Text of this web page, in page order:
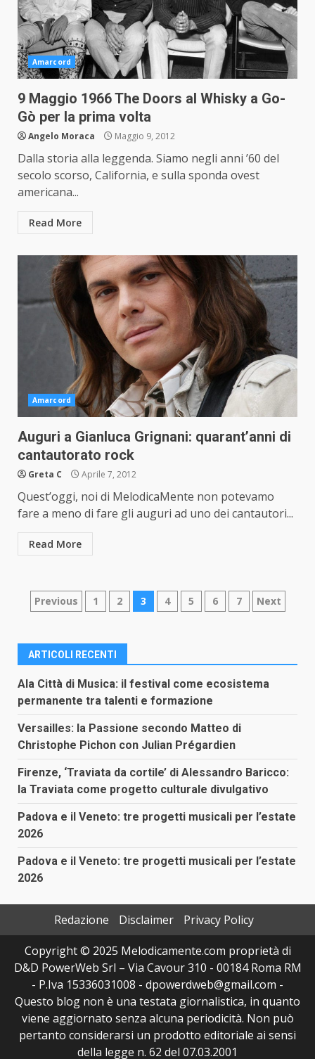
Amarcord
9 Maggio 1966 The Doors al Whisky a Go-
Gò per la prima volta
Angelo Moraca Maggio 9, 2012
Dalla storia alla leggenda. Siamo negli anni ’60 del
secolo scorso, California, e sulla sponda ovest
americana...
Read More
Amarcord
Auguri a Gianluca Grignani: quarant’anni di
cantautorato rock
Greta C Aprile 7, 2012
Quest’oggi, noi di MelodicaMente non potevamo
fare a meno di fare gli auguri ad uno dei cantautori...
Read More
Paginazione
articoli
Previous 1 2 3 4 5 6 7 Next
ARTICOLI RECENTI
Ala Città di Musica: il festival come ecosistema
permanente tra talenti e formazione
Versailles: la Passione secondo Matteo di
Christophe Pichon con Julian Prégardien
Firenze, ‘Traviata da cortile’ di Alessandro Baricco:
la Traviata come progetto culturale divulgativo
Padova e il Veneto: tre progetti musicali per l’estate
2026
Padova e il Veneto: tre progetti musicali per l’estate
2026
Redazione Disclaimer
Privacy Policy
Copyright © 2025 Melodicamente.com proprietà di
D&D PowerWeb Srl – Via Cavour 310 - 00184 Roma RM
- P.Iva 15336031008 - dpowerdweb@gmail.com -
Questo blog non è una testata giornalistica, in quanto
viene aggiornato senza alcuna periodicità. Non può
pertanto considerarsi un prodotto editoriale ai sensi
della legge n. 62 del 07.03.2001